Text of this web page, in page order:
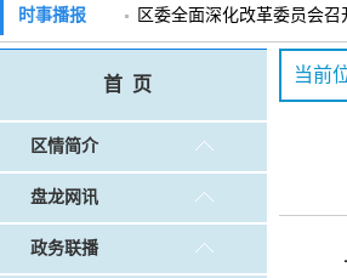
政府信息公开指南 | 政府信息公开制度 |
常见问题问答
调查征集 做好“六稳”工作 落实“六保”任
时事播报 区委全面深化改革委员会召
戴惠明调研辖区汽车企业
盘龙区委2026年度巡察工作
首 页
区情简介
盘龙网讯
政务联播
当前